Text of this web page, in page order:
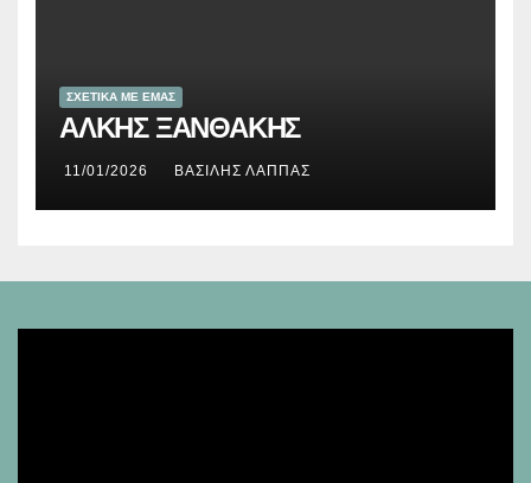
ΣΧΕΤΙΚΑ ΜΕ ΕΜΑΣ
ΑΛΚΗΣ ΞΑΝΘΑΚΗΣ
11/01/2026 ΒΑΣΊΛΗΣ ΛΆΠΠΑΣ